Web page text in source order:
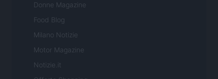
Donne Magazine
Food Blog
Milano Notizie
Motor Magazine
Notizie.it